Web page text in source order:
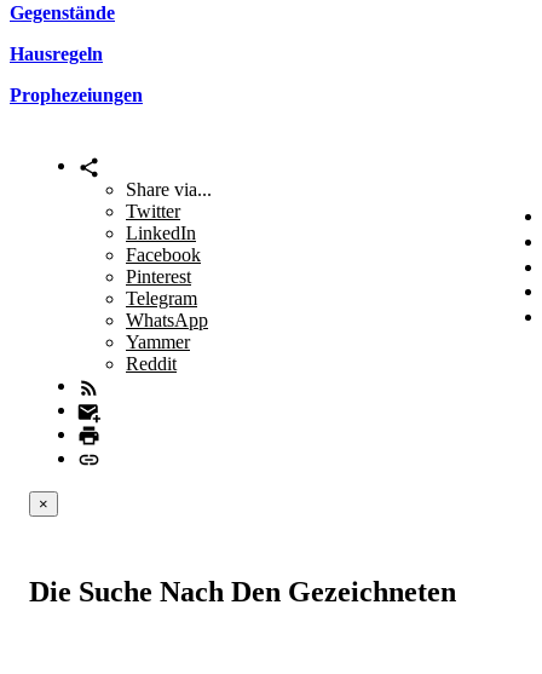
Gegenstände
Hausregeln
Prophezeiungen
Share via...
Twitter
LinkedIn
Facebook
Pinterest
Telegram
WhatsApp
Yammer
Reddit
×
Die Suche Nach Den Gezeichneten